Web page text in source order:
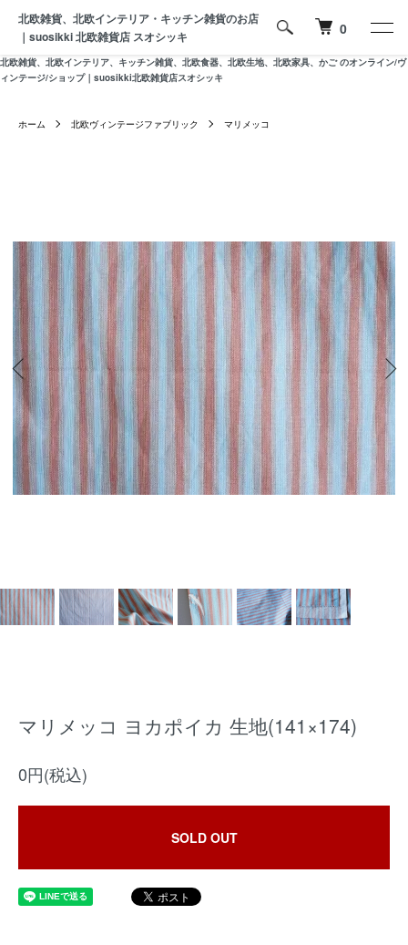
北欧雑貨、北欧インテリア、キッチン雑貨、北欧食器、北欧生地、北欧家具、かご のオンライン/ヴ
ィンテージ/ショップ｜suosikki北欧雑貨店スオシッキ
北欧雑貨、北欧インテリア・キッチン雑貨のお店
｜suosikki 北欧雑貨店 スオシッキ
0
ホーム 北欧ヴィンテージファブリック マリメッコ
マリメッコ ヨカポイカ 生地(141×174)
0円(税込)
SOLD OUT